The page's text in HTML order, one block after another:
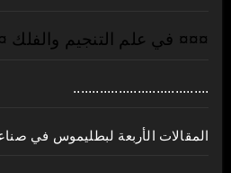
¤¤¤ في علم التنجيم والفلك
....................................
المقالات الأربعة لبطليموس في